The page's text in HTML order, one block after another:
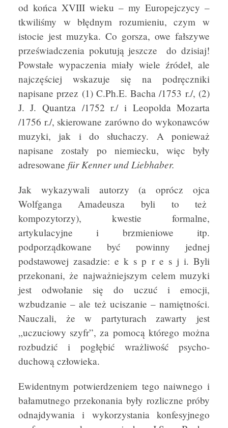
od końca XVIII wieku – my Europejczycy –
tkwiliśmy w błędnym rozumieniu, czym w
istocie jest muzyka. Co gorsza, owe fałszywe
przeświadczenia pokutują jeszcze do dzisiaj!
Powstałe wypaczenia miały wiele źródeł, ale
najczęściej wskazuje się na podręczniki
napisane przez (1) C.Ph.E. Bacha /1753 r./, (2)
J. J. Quantza /1752 r./ i Leopolda Mozarta
/1756 r./, skierowane zarówno do wykonawców
muzyki, jak i do słuchaczy. A ponieważ
napisane zostały po niemiecku, więc były
adresowane für Kenner und Liebhaber.
Jak wykazywali autorzy (a oprócz ojca
Wolfganga Amadeusza byli to też
kompozytorzy), kwestie formalne,
artykulacyjne i brzmieniowe itp.
podporządkowane być powinny jednej
podstawowej zasadzie: e k s p r e s j i. Byli
przekonani, że najważniejszym celem muzyki
jest odwołanie się do uczuć i emocji,
wzbudzanie – ale też uciszanie – namiętności.
Nauczali, że w partyturach zawarty jest
„uczuciowy szyfr”, za pomocą którego można
rozbudzić i pogłębić wrażliwość psycho-
duchową człowieka.
Ewidentnym potwierdzeniem tego naiwnego i
bałamutnego przekonania były rozliczne próby
odnajdywania i wykorzystania konfesyjnego